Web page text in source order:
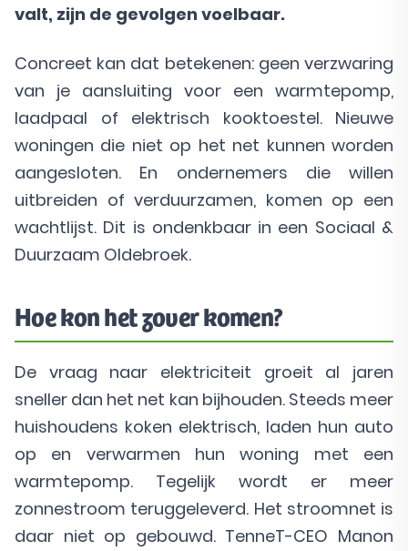
valt, zijn de gevolgen voelbaar.
Concreet kan dat betekenen: geen verzwaring
van je aansluiting voor een warmtepomp,
laadpaal of elektrisch kooktoestel. Nieuwe
woningen die niet op het net kunnen worden
aangesloten. En ondernemers die willen
uitbreiden of verduurzamen, komen op een
wachtlijst. Dit is ondenkbaar in een Sociaal &
Duurzaam Oldebroek.
Hoe kon het zover komen?
De vraag naar elektriciteit groeit al jaren
sneller dan het net kan bijhouden. Steeds meer
huishoudens koken elektrisch, laden hun auto
op en verwarmen hun woning met een
warmtepomp. Tegelijk wordt er meer
zonnestroom teruggeleverd. Het stroomnet is
daar niet op gebouwd. TenneT-CEO Manon